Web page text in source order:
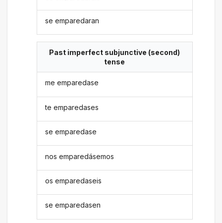
se emparedaran
Past imperfect subjunctive (second)
tense
me emparedase
te emparedases
se emparedase
nos emparedásemos
os emparedaseis
se emparedasen